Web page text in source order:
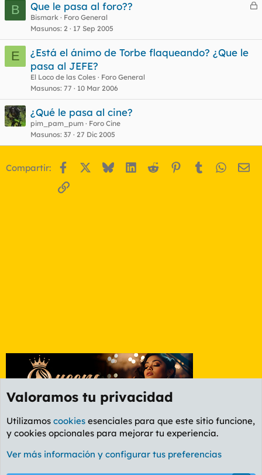
a
B
C
r
Que le pasa al foro??
Bismark
Foro General
Masunos 2 17 Sep 2005
E
¿Está el ánimo de Torbe flaqueando? ¿Que le
pasa al JEFE?
El Loco de las Coles
Foro General
Masunos 77 10 Mar 2006
¿Qué le pasa al cine?
pim_pam_pum
Foro Cine
Masunos 37 27 Dic 2005
Compartir: Facebook BlueskyLinkedIn
Reddit Pinterest
Tumblr
Enlace
Foro General
Cookies
PL OLDSTYLE AMARILLO
Valoramos tu privacidad
Utilizamos cookies esenciales para que este sitio funcione,
y cookies opcionales para mejorar tu experiencia.
Ver más información y configurar tus preferencias